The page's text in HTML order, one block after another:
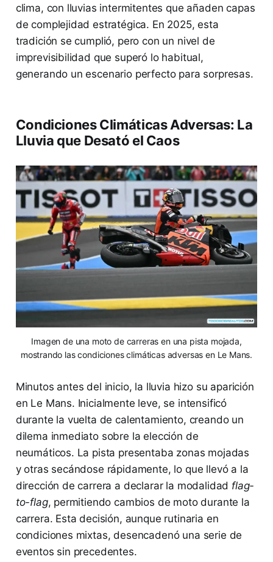
clima, con lluvias intermitentes que añaden capas
de complejidad estratégica. En 2025, esta
tradición se cumplió, pero con un nivel de
imprevisibilidad que superó lo habitual,
generando un escenario perfecto para sorpresas.
Condiciones Climáticas Adversas: La
Lluvia que Desató el Caos
Imagen de una moto de carreras en una pista mojada,
mostrando las condiciones climáticas adversas en Le Mans.
Minutos antes del inicio, la lluvia hizo su aparición
en Le Mans. Inicialmente leve, se intensificó
durante la vuelta de calentamiento, creando un
dilema inmediato sobre la elección de
neumáticos. La pista presentaba zonas mojadas
y otras secándose rápidamente, lo que llevó a la
dirección de carrera a declarar la modalidad flag-
to-flag, permitiendo cambios de moto durante la
carrera. Esta decisión, aunque rutinaria en
condiciones mixtas, desencadenó una serie de
eventos sin precedentes.